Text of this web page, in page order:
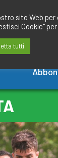
sito Web
Cookie"
tutti